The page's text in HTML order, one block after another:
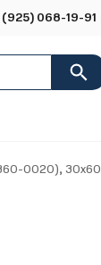
(925) 068-19-91
0020), 30х60